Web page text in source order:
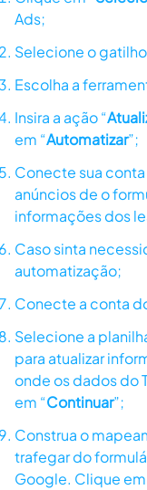
Ads;
Selecione o gatilho
Escolha a
Insira a ação “
em “Automatizar”;
Conecte sua
anúncios de o
informações dos
Caso sinta
automatização;
Conecte a conta
Selecione a
para atualizar
onde os dados do
em “Continuar”;
Construa o
trafegar do
Google. Clique em